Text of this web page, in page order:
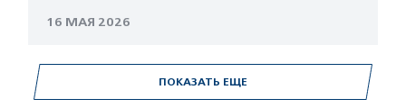
16 МАЯ 2026
ПОКАЗАТЬ ЕЩЕ